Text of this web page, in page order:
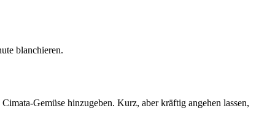
blanchieren.
Gemüse hinzugeben. Kurz, aber kräftig angehen lassen,